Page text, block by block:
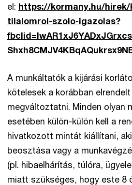
el: https://kormany.hu/
tilalomrol-szolo-igazolas?
A munkáltatók a kijárási
kötelesek a korábban
megváltoztatni. Minden olyan
esetében külön-külön kell a
hivatkozott mintát kiállítani,
beosztása vagy a
(pl. hibaelhárítás, túlóra,
miatt szükséges, hogy este 8